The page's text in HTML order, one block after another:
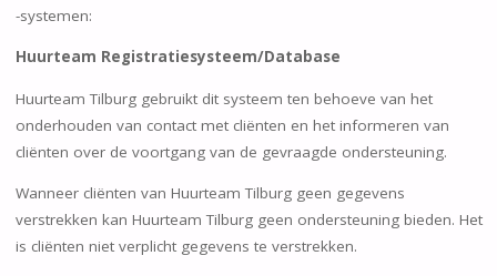
-systemen:
Huurteam Registratiesysteem/Database
Huurteam Tilburg gebruikt dit systeem ten behoeve van het
onderhouden van contact met cliënten en het informeren van
cliënten over de voortgang van de gevraagde ondersteuning.
Wanneer cliënten van Huurteam Tilburg geen gegevens
verstrekken kan Huurteam Tilburg geen ondersteuning bieden. Het
is cliënten niet verplicht gegevens te verstrekken.